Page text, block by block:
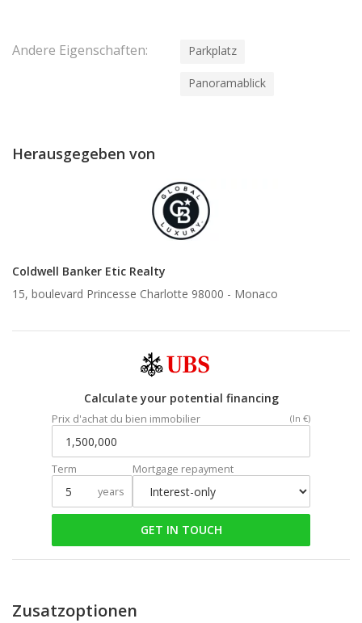
Andere Eigenschaften: Parkplatz
Panoramablick
Herausgegeben von
Coldwell Banker Etic Realty
15, boulevard Princesse Charlotte 98000 - Monaco
Calculate your potential financing
Prix d'achat du bien immobilier (In €)
Term
years
Mortgage repayment
GET IN TOUCH
Zusatzoptionen